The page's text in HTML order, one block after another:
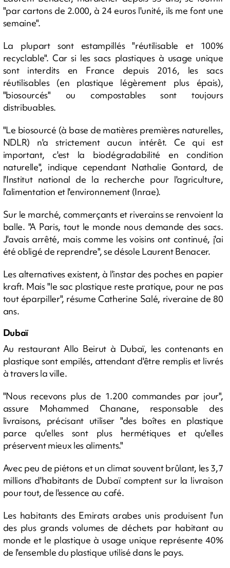
"par cartons de 2.000, à 24 euros l'unité, ils me font une
semaine".
La plupart sont estampillés "réutilisable et 100%
recyclable". Car si les sacs plastiques à usage unique
sont interdits en France depuis 2016, les sacs
réutilisables (en plastique légèrement plus épais),
"biosourcés" ou compostables sont toujours
distribuables.
"Le biosourcé (à base de matières premières naturelles,
NDLR) n'a strictement aucun intérêt. Ce qui est
important, c'est la biodégradabilité en condition
naturelle", indique cependant Nathalie Gontard, de
l'Institut national de la recherche pour l'agriculture,
l'alimentation et l'environnement (Inrae).
Sur le marché, commerçants et riverains se renvoient la
balle. "A Paris, tout le monde nous demande des sacs.
J'avais arrêté, mais comme les voisins ont continué, j'ai
été obligé de reprendre", se désole Laurent Benacer.
Les alternatives existent, à l'instar des poches en papier
kraft. Mais "le sac plastique reste pratique, pour ne pas
tout éparpiller", résume Catherine Salé, riveraine de 80
ans.
Dubaï
Au restaurant Allo Beirut à Dubaï, les contenants en
plastique sont empilés, attendant d'être remplis et livrés
à travers la ville.
"Nous recevons plus de 1.200 commandes par jour",
assure Mohammed Chanane, responsable des
livraisons, précisant utiliser "des boîtes en plastique
parce qu'elles sont plus hermétiques et qu'elles
préservent mieux les aliments."
Avec peu de piétons et un climat souvent brûlant, les 3,7
millions d'habitants de Dubaï comptent sur la livraison
pour tout, de l'essence au café.
Les habitants des Emirats arabes unis produisent l'un
des plus grands volumes de déchets par habitant au
monde et le plastique à usage unique représente 40%
de l'ensemble du plastique utilisé dans le pays.